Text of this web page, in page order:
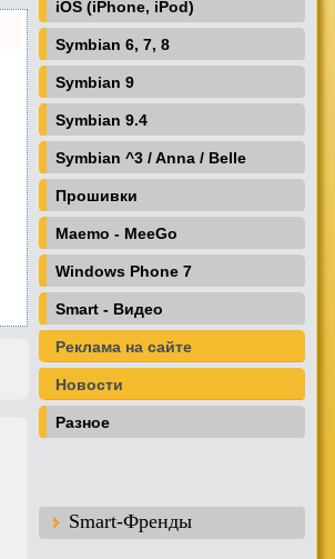
iOS (iPhone, iPod)
Symbian 6, 7, 8
Symbian 9
Symbian 9.4
Symbian ^3 / Anna / Belle
Прошивки
Maemo - MeeGo
Windows Phone 7
Smart - Видео
Реклама на сайте
Новости
Разное
Smart-Френды